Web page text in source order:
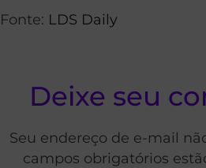
Fonte: LDS Daily
Deixe seu
Seu endereço de e-mail
campos obrigatórios